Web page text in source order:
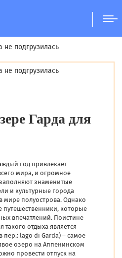
Гарда для
год привлекает
мира, и огромное
знаменитые
и культурные города
мире полуострова. Однако
путешественники, которые
впечатлений. Поистине
отдыха является
пер.: lago di Garda) – самое
озеро на Аппенинском
провести отпуск на